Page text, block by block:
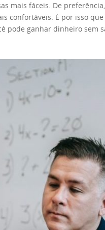
mais fáceis. De
confortáveis. É por isso
pode ganhar dinheiro sem
empregos online ainda
de que precisa.
já tem um emprego,
Mas, por enquanto,
comuns de conseguir
fazer as mesmas coisas
que não usar isso para
A segunda abordagem é
algum trabalho
seu hobby. Ser freelancer
seu preço. No entanto,
extra sem se cansar. Se é
o mTurk da
freelance. No